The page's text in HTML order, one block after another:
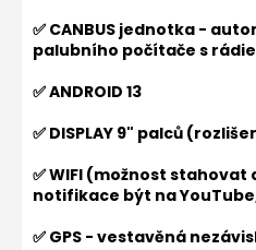
✅ CANBUS jednotka -
palubního počítače s
✅ ANDROID 13
✅ DISPLAY 9" palců
✅ WIFI (možnost
notifikace být na YouTube,
✅ GPS - vestavěná